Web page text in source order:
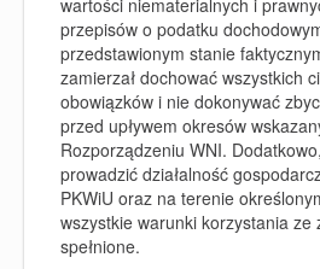
wartości niematerialnych i
przepisów o podatku
przedstawionym stanie
zamierzał dochować wszystkich
obowiązków i nie dokonywać
przed upływem okresów
Rozporządzeniu WNI.
prowadzić działalność
PKWiU oraz na terenie
wszystkie warunki korzystania ze
spełnione.